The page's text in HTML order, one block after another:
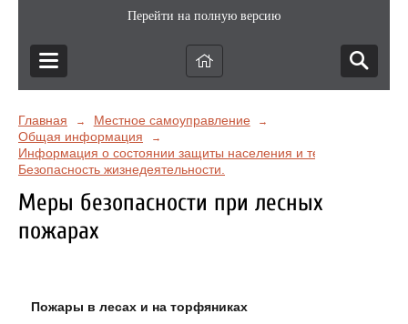
Перейти на полную версию
Главная → Местное самоуправление →
Общая информация →
Информация о состоянии защиты населения и территорий от
Безопасность жизнедеятельности.
Меры безопасности при лесных
пожарах
Пожары в лесах и на торфяниках